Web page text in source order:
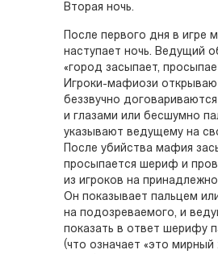
Вторая ночь.
После первого дня в игре
наступает ночь. Ведущий
«город засыпает,
Игроки-мафиози
беззвучно
и глазами или бесшумно
указывают ведущему на
После убийства мафия
просыпается шериф и
из игроков на
Он показывает пальцем
на подозреваемого, и
показать в ответ шерифу
(что означает «это мирный